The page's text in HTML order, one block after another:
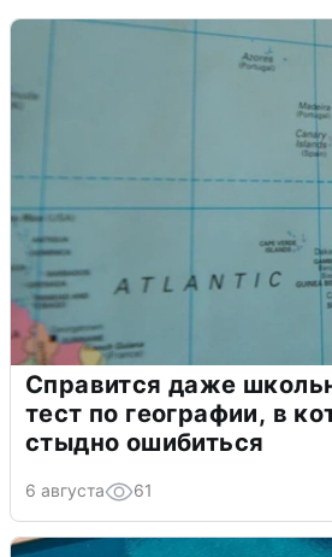
Справится даже
тест по географии, в
стыдно ошибиться
6 августа 61